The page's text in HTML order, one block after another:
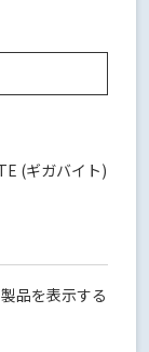
(ギガバイト)
品を表示する